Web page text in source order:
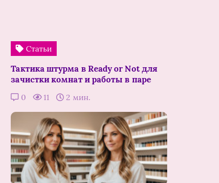
Статьи
Тактика штурма в Ready or Not для
зачистки комнат и работы в паре
0 11 2 мин.